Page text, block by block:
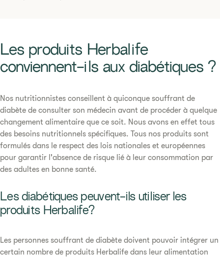
​​Les produits Herbalife
conviennent-ils aux diabétiques ?​
Nos nutritionnistes conseillent à quiconque souffrant de
diabète de consulter son médecin avant de procéder à quelque
changement alimentaire que ce soit. Nous avons en effet tous
des besoins nutritionnels spécifiques. Tous nos produits sont
formulés dans le respect des lois nationales et européennes
pour garantir l'absence de risque lié à leur consommation par
des adultes en bonne santé.
Les diabétiques peuvent-ils utiliser les
produits Herbalife?
Les personnes souffrant de diabète doivent pouvoir intégrer un
certain nombre de produits Herbalife dans leur alimentation